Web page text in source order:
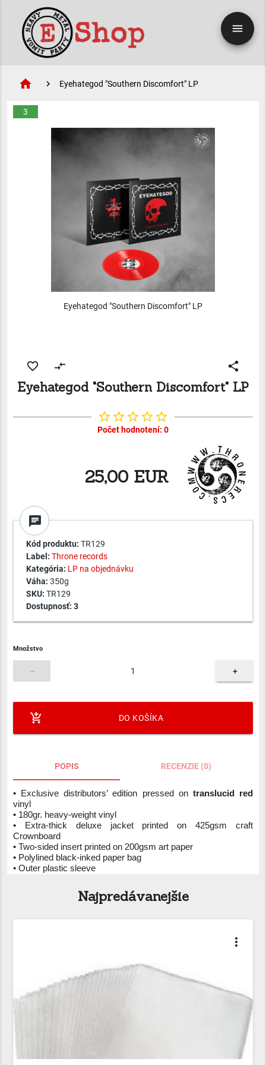
menu
home Eyehategod "Southern Discomfort" LP
3
Eyehategod "Southern Discomfort" LP
favorite_border compare_arrows share
Eyehategod "Southern Discomfort" LP
star_borderstar_borderstar_borderstar_borderstar_border
Počet hodnotení: 0
25,00 EUR
chat
Kód produktu: TR129
Label: Throne records
Kategória: LP na objednávku
Váha: 350g
SKU: TR129
Dostupnosť: 3
Množstvo
– +
add_shopping_cart DO KOŠÍKA
POPIS RECENZIE (0)
• Exclusive distributors’ edition pressed on translucid red
vinyl
• 180gr. heavy-weight vinyl
• Extra-thick deluxe jacket printed on 425gsm craft
Crownboard
• Two-sided insert printed on 200gsm art paper
• Polylined black-inked paper bag
• Outer plastic sleeve
Najpredávanejšie
more_vert